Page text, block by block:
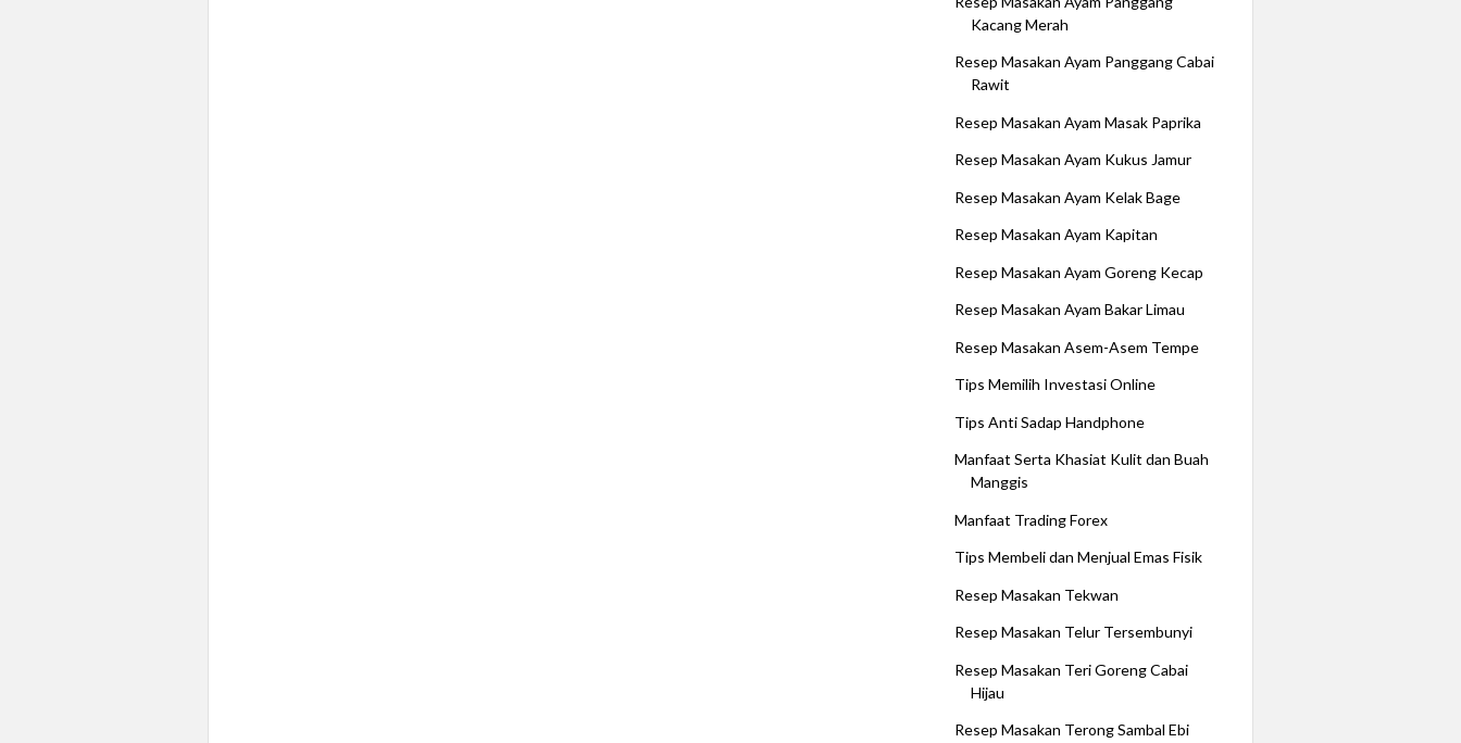
Kacang Merah
Resep Masakan Ayam Panggang Cabai
Rawit
Resep Masakan Ayam Masak Paprika
Resep Masakan Ayam Kukus Jamur
Resep Masakan Ayam Kelak Bage
Resep Masakan Ayam Kapitan
Resep Masakan Ayam Goreng Kecap
Resep Masakan Ayam Bakar Limau
Resep Masakan Asem-Asem Tempe
Tips Memilih Investasi Online
Tips Anti Sadap Handphone
Manfaat Serta Khasiat Kulit dan Buah
Manggis
Manfaat Trading Forex
Tips Membeli dan Menjual Emas Fisik
Resep Masakan Tekwan
Resep Masakan Telur Tersembunyi
Resep Masakan Teri Goreng Cabai
Hijau
Resep Masakan Terong Sambal Ebi